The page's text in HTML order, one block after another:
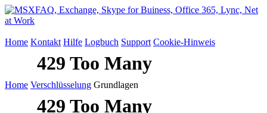
Home Kontakt Hilfe Logbuch Support Cookie-Hinweis
Home Verschlüsselung Grundlagen